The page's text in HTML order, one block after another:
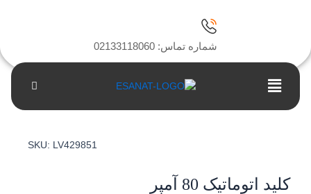
شماره تماس: 02133118060
Main
Menu
SKU: LV429851
کلید اتوماتیک 80 آمپر